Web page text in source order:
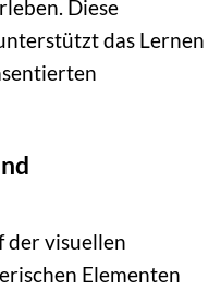
Diese
das Lernen
der visuellen
Elementen